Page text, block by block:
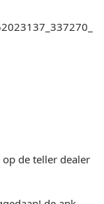
de teller dealer